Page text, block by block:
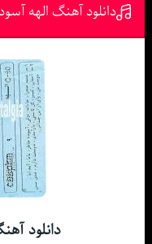
دانلود آهنگ الهه
دانلود